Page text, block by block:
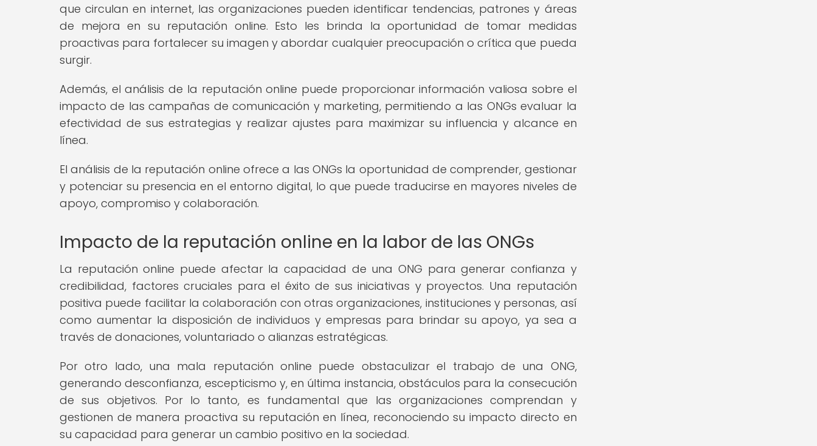
que circulan en internet, las organizaciones pueden identificar tendencias, patrones y áreas
de mejora en su reputación online. Esto les brinda la oportunidad de tomar medidas
proactivas para fortalecer su imagen y abordar cualquier preocupación o crítica que pueda
surgir.
Además, el análisis de la reputación online puede proporcionar información valiosa sobre el
impacto de las campañas de comunicación y marketing, permitiendo a las ONGs evaluar la
efectividad de sus estrategias y realizar ajustes para maximizar su influencia y alcance en
línea.
El análisis de la reputación online ofrece a las ONGs la oportunidad de comprender, gestionar
y potenciar su presencia en el entorno digital, lo que puede traducirse en mayores niveles de
apoyo, compromiso y colaboración.
Impacto de la reputación online en la labor de las ONGs
La reputación online puede afectar la capacidad de una ONG para generar confianza y
credibilidad, factores cruciales para el éxito de sus iniciativas y proyectos. Una reputación
positiva puede facilitar la colaboración con otras organizaciones, instituciones y personas, así
como aumentar la disposición de individuos y empresas para brindar su apoyo, ya sea a
través de donaciones, voluntariado o alianzas estratégicas.
Por otro lado, una mala reputación online puede obstaculizar el trabajo de una ONG,
generando desconfianza, escepticismo y, en última instancia, obstáculos para la consecución
de sus objetivos. Por lo tanto, es fundamental que las organizaciones comprendan y
gestionen de manera proactiva su reputación en línea, reconociendo su impacto directo en
su capacidad para generar un cambio positivo en la sociedad.